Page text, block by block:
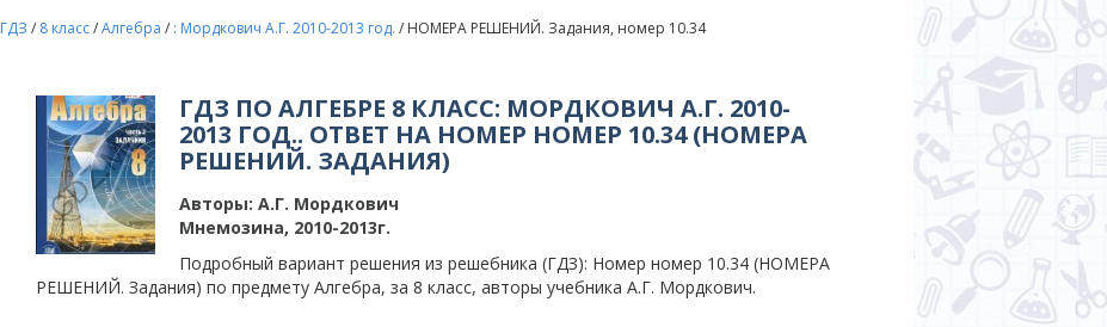
ГДЗ / 8 класс/Алгебра / : Мордкович А.Г. 2010-2013 год. / НОМЕРА РЕШЕНИЙ. Задания, номер 10.34
ГДЗ ПО АЛГЕБРЕ 8 КЛАСС: МОРДКОВИЧ А.Г. 2010-
2013 ГОД.. ОТВЕТ НА НОМЕР НОМЕР 10.34 (НОМЕРА
РЕШЕНИЙ. ЗАДАНИЯ)
Авторы: А.Г. Мордкович
Мнемозина, 2010-2013г.
Подробный вариант решения из решебника (ГДЗ): Номер номер 10.34 (НОМЕРА
РЕШЕНИЙ. Задания) по предмету Алгебра, за 8 класс, авторы учебника А.Г. Мордкович.